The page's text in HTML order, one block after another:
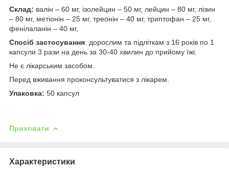
Склад: валін – 60 мг, ізолейцин – 50 мг, лейцин – 80 мг, лізин
– 80 мг, метіонін – 25 мг, треонін – 40 мг, триптофан – 25 мг,
фенілаланін – 40 мг,
Спосіб застосування: дорослим та підліткам з 16 років по 1
капсули 3 рази на день за 30-40 хвилин до прийому їжі.
Не є лікарським засобом.
Перед вживання проконсультуватися з лікарем.
Упаковка: 50 капсул
Приховати
Характеристики